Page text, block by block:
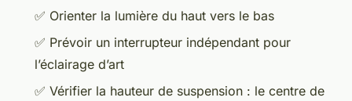
✅ Orienter la lumière du haut vers le bas
✅ Prévoir un interrupteur indépendant pour
l’éclairage d’art
✅ Vérifier la hauteur de suspension : le centre de